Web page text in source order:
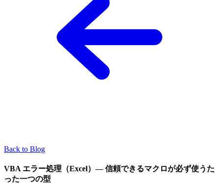
Back to Blog
VBA エラー処理（Excel）— 信頼できるマクロが必ず使うた
った一つの型